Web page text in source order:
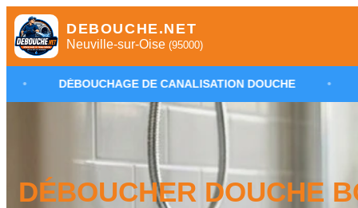
DEBOUCHE.NET
Neuville-sur-Oise (95000)
DE CANALISATION DOUCHE • PLOMBIER
DÉBOUCHER DOUCHE